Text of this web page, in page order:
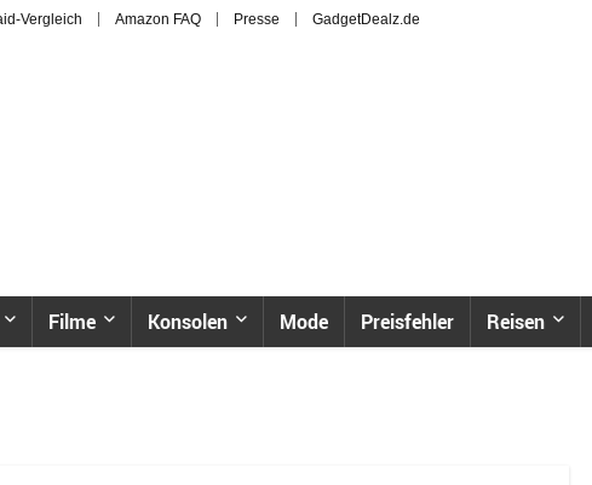
Vergleich Amazon FAQ Presse GadgetDealz.de
Filme Konsolen Mode Preisfehler Reisen